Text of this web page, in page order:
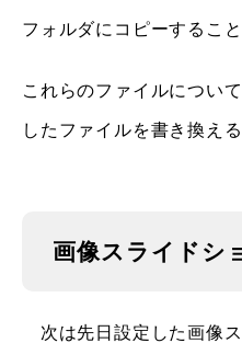
フォルダにコピーするこ
これらのファイルについ
したファイルを書き換え
画像スライドシ
次は先日設定した画像